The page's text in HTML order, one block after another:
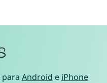
para Android e iPhone